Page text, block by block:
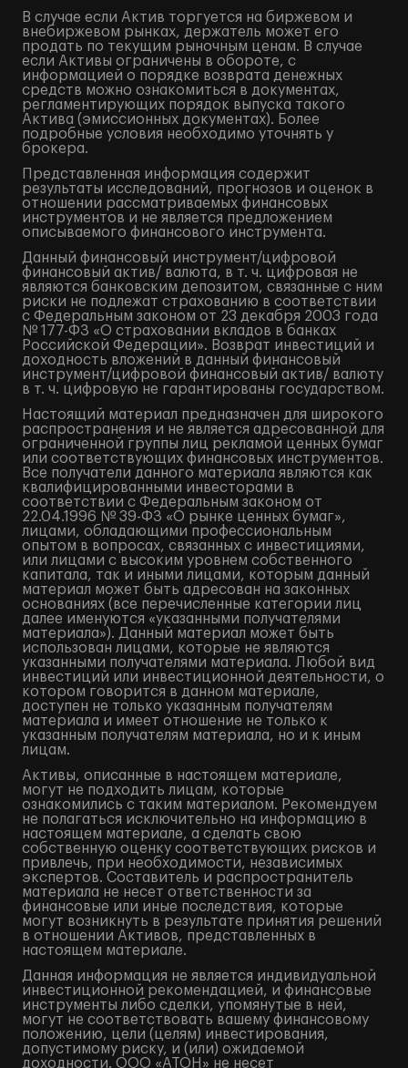
В случае если Актив торгуется на биржевом и
внебиржевом рынках, держатель может его
продать по текущим рыночным ценам. В случае
если Активы ограничены в обороте, с
информацией о порядке возврата денежных
средств можно ознакомиться в документах,
регламентирующих порядок выпуска такого
Актива (эмиссионных документах). Более
подробные условия необходимо уточнять у
брокера.
Представленная информация содержит
результаты исследований, прогнозов и оценок в
отношении рассматриваемых финансовых
инструментов и не является предложением
описываемого финансового инструмента.
Данный финансовый инструмент/цифровой
финансовый актив/ валюта, в т. ч. цифровая не
являются банковским депозитом, связанные с ним
риски не подлежат страхованию в соответствии
с Федеральным законом от 23 декабря 2003 года
№ 177-ФЗ «О страховании вкладов в банках
Российской Федерации». Возврат инвестиций и
доходность вложений в данный финансовый
инструмент/цифровой финансовый актив/ валюту
в т. ч. цифровую не гарантированы государством.
Настоящий материал предназначен для широкого
распространения и не является адресованной для
ограниченной группы лиц рекламой ценных бумаг
или соответствующих финансовых инструментов.
Все получатели данного материала являются как
квалифицированными инвесторами в
соответствии с Федеральным законом от
22.04.1996 № 39-ФЗ «О рынке ценных бумаг»,
лицами, обладающими профессиональным
опытом в вопросах, связанных с инвестициями,
или лицами с высоким уровнем собственного
капитала, так и иными лицами, которым данный
материал может быть адресован на законных
основаниях (все перечисленные категории лиц
далее именуются «указанными получателями
материала»). Данный материал может быть
использован лицами, которые не являются
указанными получателями материала. Любой вид
инвестиций или инвестиционной деятельности, о
котором говорится в данном материале,
доступен не только указанным получателям
материала и имеет отношение не только к
указанным получателям материала, но и к иным
лицам.
Активы, описанные в настоящем материале,
могут не подходить лицам, которые
ознакомились с таким материалом. Рекомендуем
не полагаться исключительно на информацию в
настоящем материале, а сделать свою
собственную оценку соответствующих рисков и
привлечь, при необходимости, независимых
экспертов. Составитель и распространитель
материала не несет ответственности за
финансовые или иные последствия, которые
могут возникнуть в результате принятия решений
в отношении Активов, представленных в
настоящем материале.
Данная информация не является индивидуальной
инвестиционной рекомендацией, и финансовые
инструменты либо сделки, упомянутые в ней,
могут не соответствовать вашему финансовому
положению, цели (целям) инвестирования,
допустимому риску, и (или) ожидаемой
доходности. ООО «АТОН» не несет